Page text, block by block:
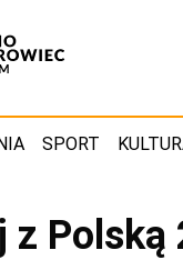
SPORT
z